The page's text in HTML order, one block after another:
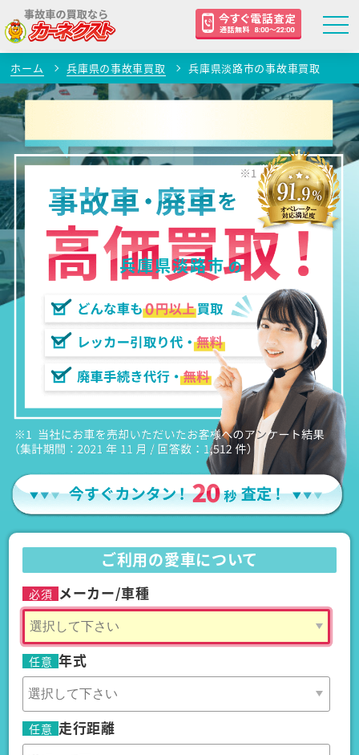
ホーム 兵庫県の事故車買取 兵庫県淡路市の事故車買取
兵庫県淡路市の
ご利用の愛車について
必須 メーカー/車種
任意 年式
任意 走行距離